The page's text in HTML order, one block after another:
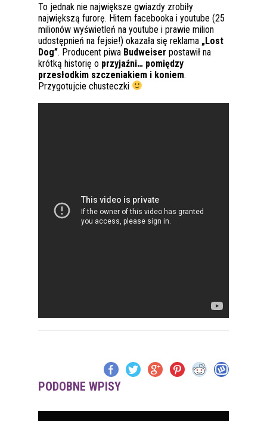
To jednak nie największe gwiazdy zrobiły
największą furorę. Hitem facebooka i youtube (25
milionów wyświetleń na youtube i prawie milion
udostępnień na fejsie!) okazała się reklama „Lost
Dog”. Producent piwa Budweiser postawił na
krótką historię o przyjaźni… pomiędzy
przesłodkim szczeniakiem i koniem.
Przygotujcie chusteczki
PODOBNE WPISY